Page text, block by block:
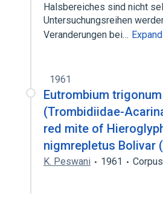
Halsbereiches sind nicht
Untersuchungsreihen
Veranderungen bei… Expand
1961
Eutrombium
(Trombidiidae-
red mite of
nigmrepletus Bolivar
K. Peswani 1961